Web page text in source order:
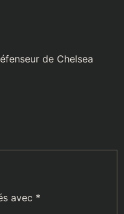
de Chelsea
avec *